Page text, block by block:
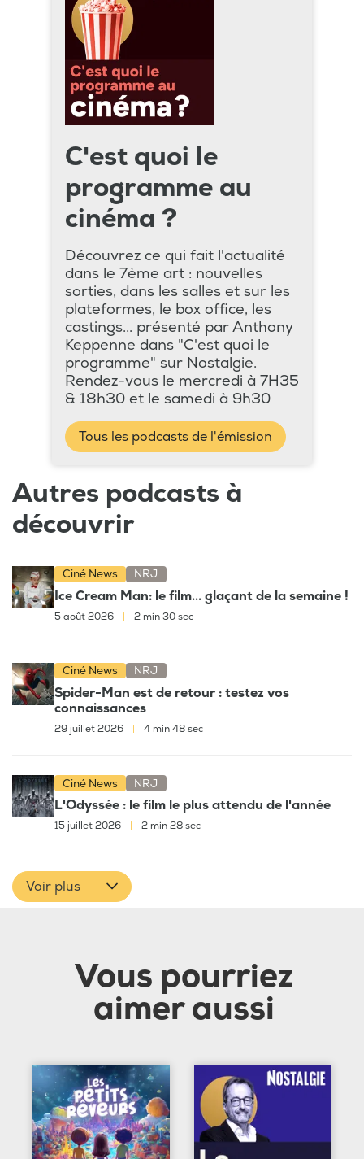
C'est quoi le
programme au
cinéma ?
Découvrez ce qui fait l'actualité
dans le 7ème art : nouvelles
sorties, dans les salles et sur les
plateformes, le box office, les
castings... présenté par Anthony
Keppenne dans "C'est quoi le
programme" sur Nostalgie.
Rendez-vous le mercredi à 7H35
& 18h30 et le samedi à 9h30
Tous les podcasts de l'émission
Autres podcasts à
découvrir
Ciné News NRJ
Ice Cream Man: le film... glaçant de la semaine !
5 août 2026 2 min 30 sec
Ciné News NRJ
Spider-Man est de retour : testez vos
connaissances
29 juillet 2026 4 min 48 sec
Ciné News NRJ
L'Odyssée : le film le plus attendu de l'année
15 juillet 2026 | 2 min 28 sec
Voir plus
Vous pourriez
aimer aussi